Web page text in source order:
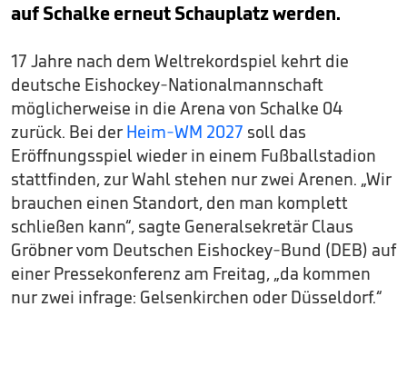
auf Schalke erneut Schauplatz werden.
17 Jahre nach dem Weltrekordspiel kehrt die
deutsche Eishockey-Nationalmannschaft
möglicherweise in die Arena von Schalke 04
zurück. Bei der Heim-WM 2027 soll das
Eröffnungsspiel wieder in einem Fußballstadion
stattfinden, zur Wahl stehen nur zwei Arenen. „Wir
brauchen einen Standort, den man komplett
schließen kann“, sagte Generalsekretär Claus
Gröbner vom Deutschen Eishockey-Bund (DEB) auf
einer Pressekonferenz am Freitag, „da kommen
nur zwei infrage: Gelsenkirchen oder Düsseldorf.“